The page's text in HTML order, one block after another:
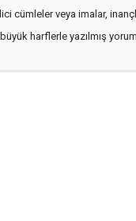
cümleler veya imalar,
harflerle yazılmış